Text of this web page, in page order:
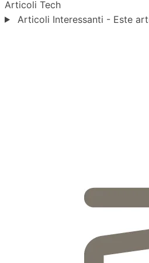
Articoli Tech
Articoli Interessanti - Este